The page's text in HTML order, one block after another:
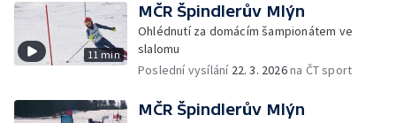
11 min
MČR Špindlerův Mlýn
Ohlédnutí za domácím šampionátem ve
slalomu
Poslední vysílání 22. 3. 2026na ČT sport
MČR Špindlerův Mlýn